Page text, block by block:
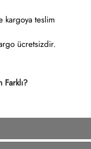
kargoya teslim
ücretsizdir.